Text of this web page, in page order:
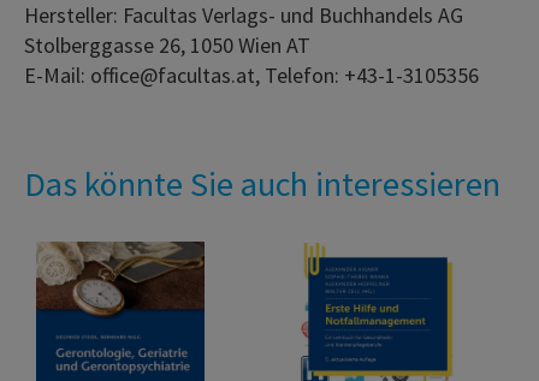
Hersteller: Facultas Verlags- und Buchhandels AG
Stolberggasse 26, 1050 Wien AT
E-Mail: office@facultas.at, Telefon: +43-1-3105356
Das könnte Sie auch interessieren